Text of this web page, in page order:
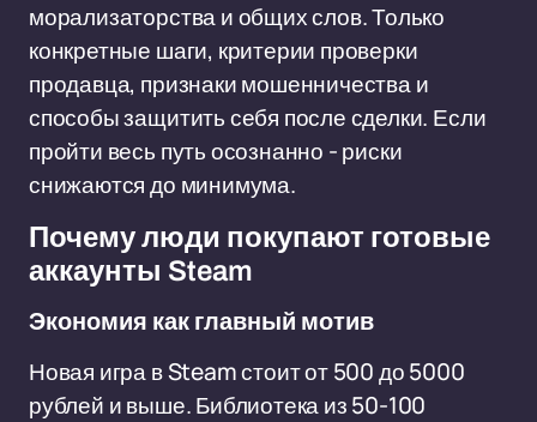
морализаторства и общих слов. Только
конкретные шаги, критерии проверки
продавца, признаки мошенничества и
способы защитить себя после сделки. Если
пройти весь путь осознанно - риски
снижаются до минимума.
Почему люди покупают готовые
аккаунты Steam
Экономия как главный мотив
Новая игра в Steam стоит от 500 до 5000
рублей и выше. Библиотека из 50-100